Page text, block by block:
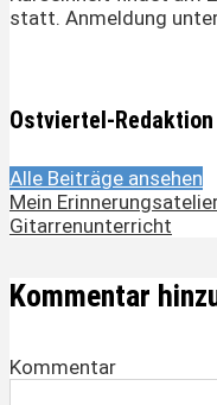
statt. Anmeldung
Ostviertel-Redaktion
Alle Beiträge ansehen
Mein
Gitarrenunterricht
Kommentar
Kommentar